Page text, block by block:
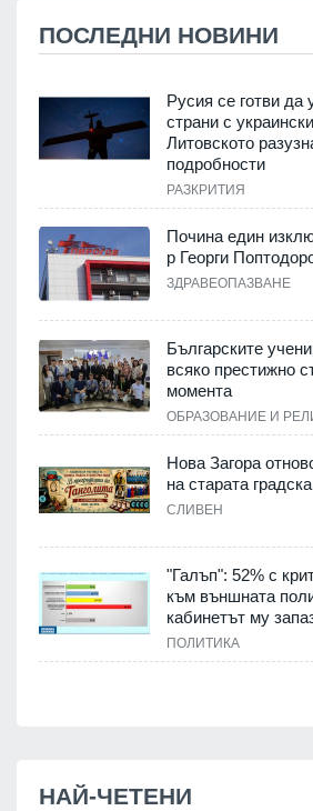
ПОСЛЕДНИ НОВИНИ
Русия се готви да
страни с
Литовското
подробности
РАЗКРИТИЯ
Почина един
р Георги
ЗДРАВЕОПАЗВАНЕ
Българските
всяко престижно
момента
ОБРАЗОВАНИЕ И
Нова Загора
на старата
СЛИВЕН
"Галъп": 52% с
към външната
кабинетът му
ПОЛИТИКА
НАЙ-ЧЕТЕНИ